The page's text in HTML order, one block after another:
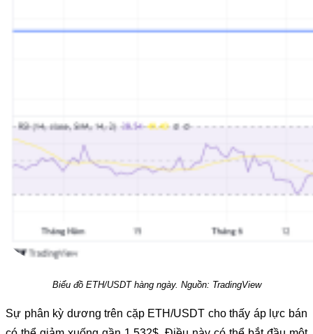
Biểu đồ ETH/USDT hàng ngày. Nguồn: TradingView
Sự phân kỳ dương trên cặp ETH/USDT cho thấy áp lực bán